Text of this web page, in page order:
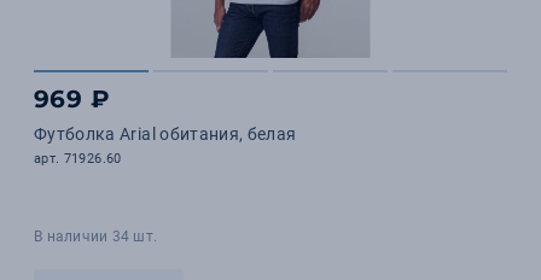
969 ₽
Футболка Arial обитания, белая
арт. 71926.60
В наличии 34 шт.